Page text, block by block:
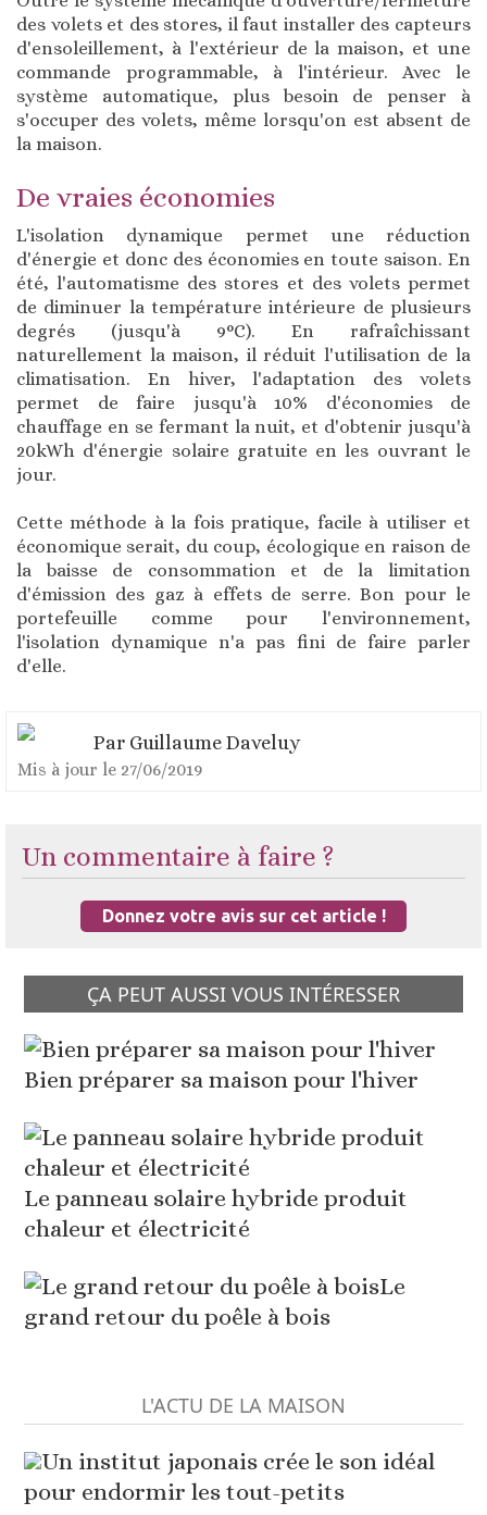
des volets et des stores, il faut installer des capteurs
d'ensoleillement, à l'extérieur de la maison, et une
commande programmable, à l'intérieur. Avec le
système automatique, plus besoin de penser à
s'occuper des volets, même lorsqu'on est absent de
la maison.
De vraies économies
L'isolation dynamique permet une réduction
d'énergie et donc des économies en toute saison. En
été, l'automatisme des stores et des volets permet
de diminuer la température intérieure de plusieurs
degrés (jusqu'à 9°C). En rafraîchissant
naturellement la maison, il réduit l'utilisation de la
climatisation. En hiver, l'adaptation des volets
permet de faire jusqu'à 10% d'économies de
chauffage en se fermant la nuit, et d'obtenir jusqu'à
20kWh d'énergie solaire gratuite en les ouvrant le
jour.
Cette méthode à la fois pratique, facile à utiliser et
économique serait, du coup, écologique en raison de
la baisse de consommation et de la limitation
d'émission des gaz à effets de serre. Bon pour le
portefeuille comme pour l'environnement,
l'isolation dynamique n'a pas fini de faire parler
d'elle.
Par Guillaume Daveluy
Mis à jour le 27/06/2019
Un commentaire à faire ?
Donnez votre avis sur cet article !
ÇA PEUT AUSSI VOUS INTÉRESSER
Bien préparer sa maison pour l'hiver
Le panneau solaire hybride produit
chaleur et électricité
Le
grand retour du poêle à bois
L'ACTU DE LA MAISON
Un institut japonais crée le son idéal
pour endormir les tout-petits